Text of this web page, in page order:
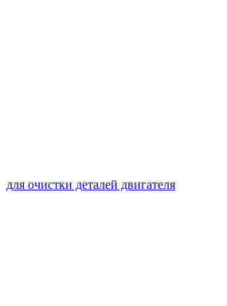
для очистки деталей двигателя